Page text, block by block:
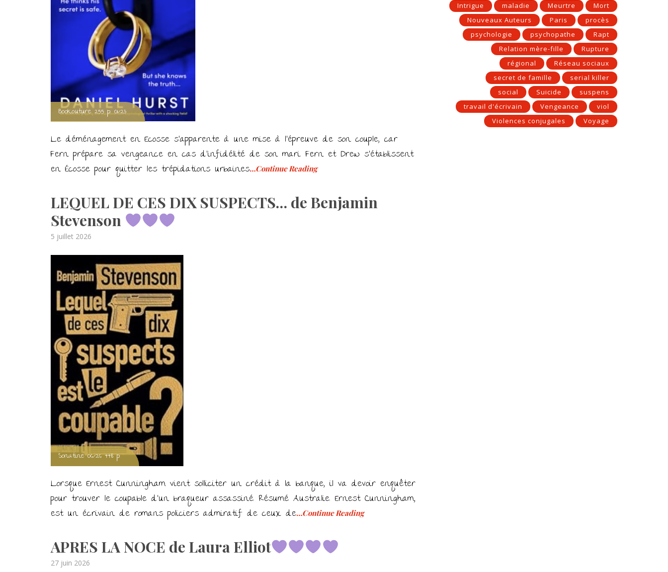
Bookouture 255 p. 01/23
Le déménagement en Ecosse s’apparente à une mise à l’épreuve de son couple, car
Fern prépare sa vengeance en cas d’infidélité de son mari. Fern et Drew s’établissent
en Écosse pour quitter les trépidations urbaines…Continue Reading
LEQUEL DE CES DIX SUSPECTS… de Benjamin
Stevenson
Posted
5 juillet 2026
Sonatine 06/26 448 p.
Lorsque Ernest Cunningham vient solliciter un crédit à la banque, il va devoir enquêter
pour trouver le coupable d’un braqueur assassiné. Résumé Australie. Ernest Cunningham,
est un écrivain de romans policiers admiratif de ceux de…Continue Reading
APRES LA NOCE de Laura Elliot
Posted
27 juin 2026
Intrigue
maladie Meurtre
Mort
Nouveaux Auteurs
Paris
procès
psychologie
psychopathe
Rapt
Relation mère-fille
Rupture
régional
Réseau sociaux
secret de famille
serial killer
social
Suicide
suspens
travail d'écrivain
Vengeance
viol
Violences conjugales
Voyage